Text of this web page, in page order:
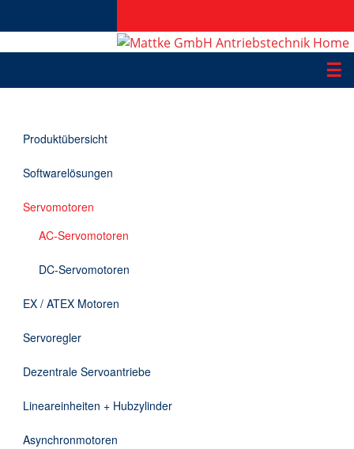
☰
Applikationen
Informationen
Downloads
DE
Produktübersicht
Softwarelösungen
Servomotoren
AC-Servomotoren
DC-Servomotoren
EX / ATEX Motoren
Servoregler
Dezentrale Servoantriebe
Lineareinheiten + Hubzylinder
Asynchronmotoren